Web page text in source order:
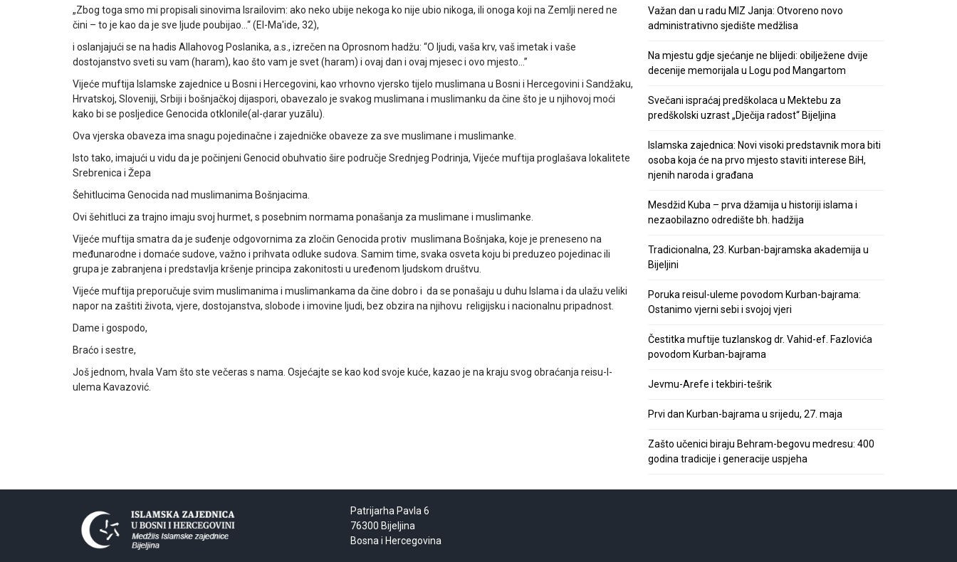
„Zbog toga smo mi propisali sinovima Israilovim: ako neko ubije nekoga ko nije ubio nikoga, ili onoga koji na Zemlji nered ne
čini – to je kao da je sve ljude poubijao…“ (El-Ma'ide, 32),
i oslanjajući se na hadis Allahovog Poslanika, a.s., izrečen na Oprosnom hadžu: “O ljudi, vaša krv, vaš imetak i vaše
dostojanstvo sveti su vam (haram), kao što vam je svet (haram) i ovaj dan i ovaj mjesec i ovo mjesto…”
Vijeće muftija Islamske zajednice u Bosni i Hercegovini, kao vrhovno vjersko tijelo muslimana u Bosni i Hercegovini i Sandžaku,
Hrvatskoj, Sloveniji, Srbiji i bošnjačkoj dijaspori, obavezalo je svakog muslimana i muslimanku da čine što je u njihovoj moći
kako bi se posljedice Genocida otklonile(al-ḍarar yuzālu).
Ova vjerska obaveza ima snagu pojedinačne i zajedničke obaveze za sve muslimane i muslimanke.
Isto tako, imajući u vidu da je počinjeni Genocid obuhvatio šire područje Srednjeg Podrinja, Vijeće muftija proglašava lokalitete
Srebrenica i Žepa
Šehitlucima Genocida nad muslimanima Bošnjacima.
Ovi šehitluci za trajno imaju svoj hurmet, s posebnim normama ponašanja za muslimane i muslimanke.
Vijeće muftija smatra da je suđenje odgovornima za zločin Genocida protiv muslimana Bošnjaka, koje je preneseno na
međunarodne i domaće sudove, važno i prihvata odluke sudova. Samim time, svaka osveta koju bi preduzeo pojedinac ili
grupa je zabranjena i predstavlja kršenje principa zakonitosti u uređenom ljudskom društvu.
Vijeće muftija preporučuje svim muslimanima i muslimankama da čine dobro i da se ponašaju u duhu Islama i da ulažu veliki
napor na zaštiti života, vjere, dostojanstva, slobode i imovine ljudi, bez obzira na njihovu religijsku i nacionalnu pripadnost.
Dame i gospodo,
Braćo i sestre,
Još jednom, hvala Vam što ste večeras s nama. Osjećajte se kao kod svoje kuće, kazao je na kraju svog obraćanja reisu-l-
ulema Kavazović.
Važan dan u radu MIZ Janja: Otvoreno novo
administrativno sjedište medžlisa
Na mjestu gdje sjećanje ne blijedi: obilježene dvije
decenije memorijala u Logu pod Mangartom
Svečani ispraćaj predškolaca u Mektebu za
predškolski uzrast „Dječija radost“ Bijeljina
Islamska zajednica: Novi visoki predstavnik mora biti
osoba koja će na prvo mjesto staviti interese BiH,
njenih naroda i građana
Mesdžid Kuba – prva džamija u historiji islama i
nezaobilazno odredište bh. hadžija
Tradicionalna, 23. Kurban-bajramska akademija u
Bijeljini
Poruka reisul-uleme povodom Kurban-bajrama:
Ostanimo vjerni sebi i svojoj vjeri
Čestitka muftije tuzlanskog dr. Vahid-ef. Fazlovića
povodom Kurban-bajrama
Jevmu-Arefe i tekbiri-tešrik
Prvi dan Kurban-bajrama u srijedu, 27. maja
Zašto učenici biraju Behram-begovu medresu: 400
godina tradicije i generacije uspjeha
Patrijarha Pavla 6
76300 Bijeljina
Bosna i Hercegovina